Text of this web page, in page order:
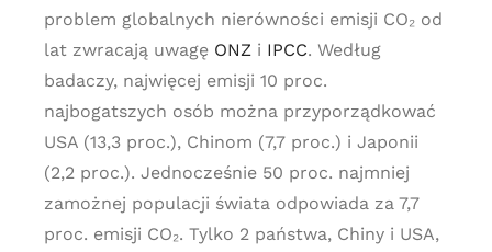
problem globalnych nierówności emisji CO₂ od
lat zwracają uwagę ONZ i IPCC. Według
badaczy, najwięcej emisji 10 proc.
najbogatszych osób można przyporządkować
USA (13,3 proc.), Chinom (7,7 proc.) i Japonii
(2,2 proc.). Jednocześnie 50 proc. najmniej
zamożnej populacji świata odpowiada za 7,7
proc. emisji CO₂. Tylko 2 państwa, Chiny i USA,